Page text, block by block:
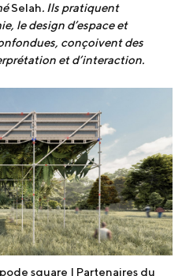
Selah. Ils pratiquent
le design d’espace et
conçoivent des
et d’interaction.
square | Partenaires du